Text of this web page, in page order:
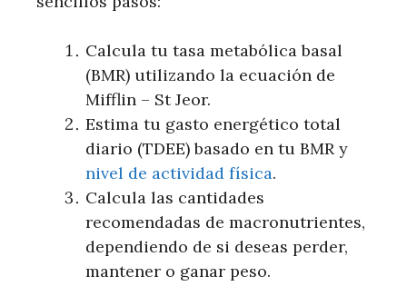
Calcula tu tasa metabólica basal
(BMR) utilizando la ecuación de
Mifflin – St Jeor.
Estima tu gasto energético total
diario (TDEE) basado en tu BMR y
nivel de actividad física.
Calcula las cantidades
recomendadas de macronutrientes,
dependiendo de si deseas perder,
mantener o ganar peso.